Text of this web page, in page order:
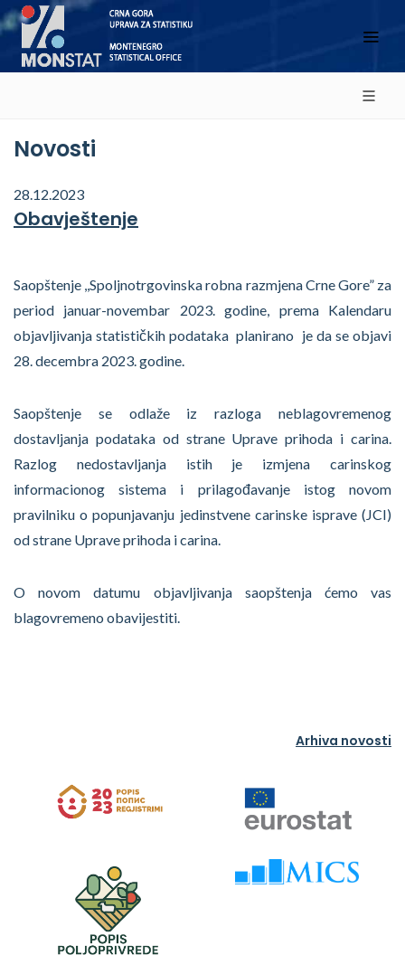
Novosti
28.12.2023
Obavještenje
Saopštenje ,,Spoljnotrgovinska robna razmjena Crne Gore” za
period januar-novembar 2023. godine, prema Kalendaru
objavljivanja statističkih podataka planirano je da se objavi
28. decembra 2023. godine.
Saopštenje se odlaže iz razloga neblagovremenog
dostavljanja podataka od strane Uprave prihoda i carina.
Razlog nedostavljanja istih je izmjena carinskog
informacionog sistema i prilagođavanje istog novom
pravilniku o popunjavanju jedinstvene carinske isprave (JCI)
od strane Uprave prihoda i carina.
O novom datumu objavljivanja saopštenja ćemo vas
blagovremeno obavijestiti.
Arhiva novosti